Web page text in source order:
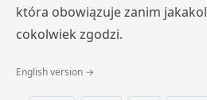
która obowiązuje zanim
cokolwiek zgodzi.
English version →